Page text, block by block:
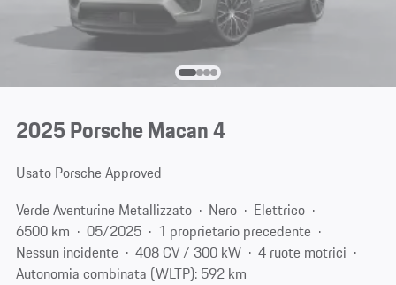
2025 Porsche Macan 4
Usato Porsche Approved
Verde Aventurine Metallizzato
Nero
Elettrico
6500 km
05/2025
1 proprietario precedente
Nessun incidente
408 CV / 300 kW
4 ruote motrici
Autonomia combinata (WLTP): 592 km